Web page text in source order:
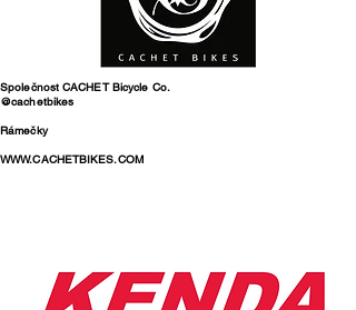
Společnost CACHET Bicycle Co.
@cachetbikes
Rámečky
WWW.CACHETBIKES.COM